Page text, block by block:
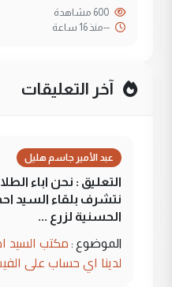
--منذ 16 ساعة
آخر التعليقات
عبد الأمير جاسم هليل
التعليق : نحن اباء
نتشرف بلقاء السيد
الحسنية لزرع ...
الموضوع : مكتب السيد
لدينا اي حساب على